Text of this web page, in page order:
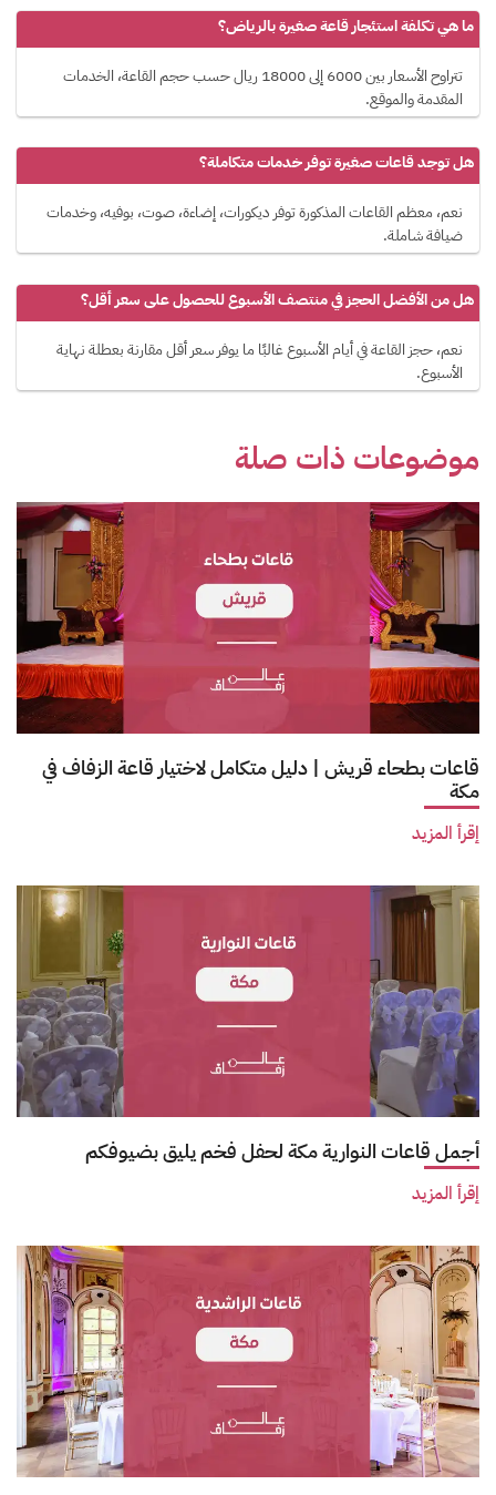
ما هي تكلفة استئجار قاعة صغيرة بالرياض؟
تتراوح الأسعار بين 6000 إلى 18000 ريال حسب حجم القاعة، الخدمات
المقدمة والموقع.
هل توجد قاعات صغيرة توفر خدمات متكاملة؟
نعم، معظم القاعات المذكورة توفر ديكورات، إضاءة، صوت، بوفيه، وخدمات
ضيافة شاملة.
هل من الأفضل الحجز في منتصف الأسبوع للحصول على سعر أقل؟
نعم، حجز القاعة في أيام الأسبوع غالبًا ما يوفر سعر أقل مقارنة بعطلة نهاية
الأسبوع.
موضوعات ذات صلة
قاعات بطحاء قريش | دليل متكامل لاختيار قاعة الزفاف في
مكة
إقرأ المزيد
أجمل قاعات النوارية مكة لحفل فخم يليق بضيوفكم
إقرأ المزيد